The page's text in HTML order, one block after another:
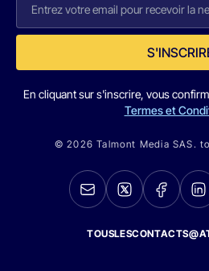
En cliquant sur s'inscrire, vous
Termes et
© 2026 Talmont Media SAS.